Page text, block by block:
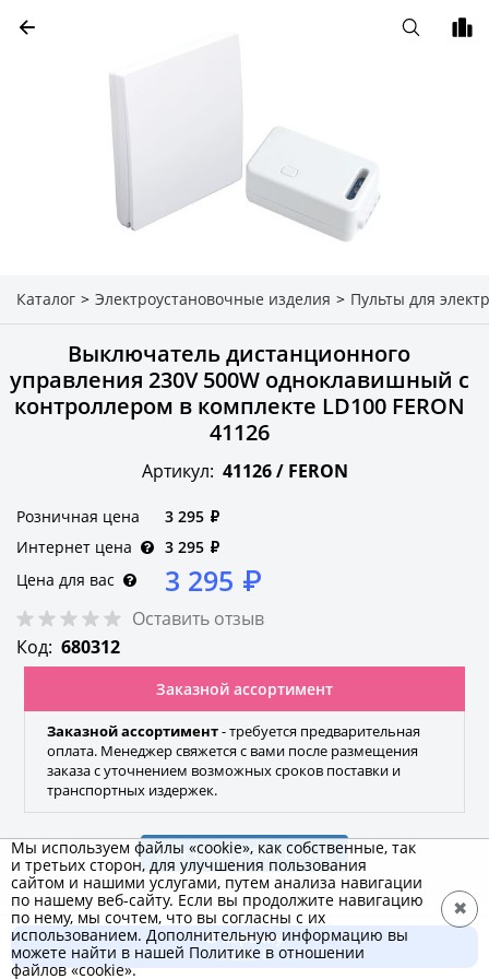
Каталог > Электроустановочные изделия > Пульты для
Выключатель дистанционного
управления 230V 500W одноклавишный с
контроллером в комплекте LD100 FERON
41126
Артикул: 41126 / FERON
Розничная цена 3 295 ₽
Интернет цена
3 295 ₽
Цена для вас
3 295 ₽
Оставить отзыв
Код: 680312
Заказной ассортимент
Заказной ассортимент- требуется предварительная
оплата. Менеджер свяжется с вами после размещения
заказа с уточнением возможных сроков поставки и
транспортных издержек.
Этот товар в ЭКС.Бизнес
FERON
Бренд
В корзину
3 295 ₽
Мы используем файлы «cookie», как собственные, так
и третьих сторон, для улучшения пользования
сайтом и нашими услугами, путем анализа навигации
по нашему веб-сайту. Если вы продолжите навигацию
по нему, мы сочтем, что вы согласны с их
использованием. Дополнительную информацию вы
можете найти в нашей Политике в отношении
файлов «cookie».
✖